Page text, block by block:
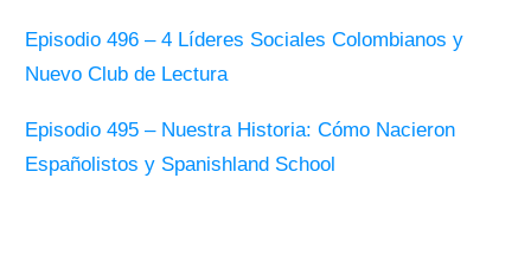
Episodio 496 – 4 Líderes Sociales Colombianos y
Nuevo Club de Lectura
Episodio 495 – Nuestra Historia: Cómo Nacieron
Españolistos y Spanishland School